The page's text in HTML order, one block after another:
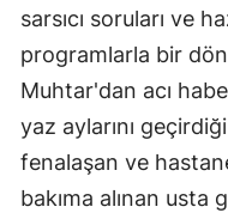
sarsıcı soruları ve
programlarla bir
Muhtar'dan acı
yaz aylarını
fenalaşan ve
bakıma alınan usta